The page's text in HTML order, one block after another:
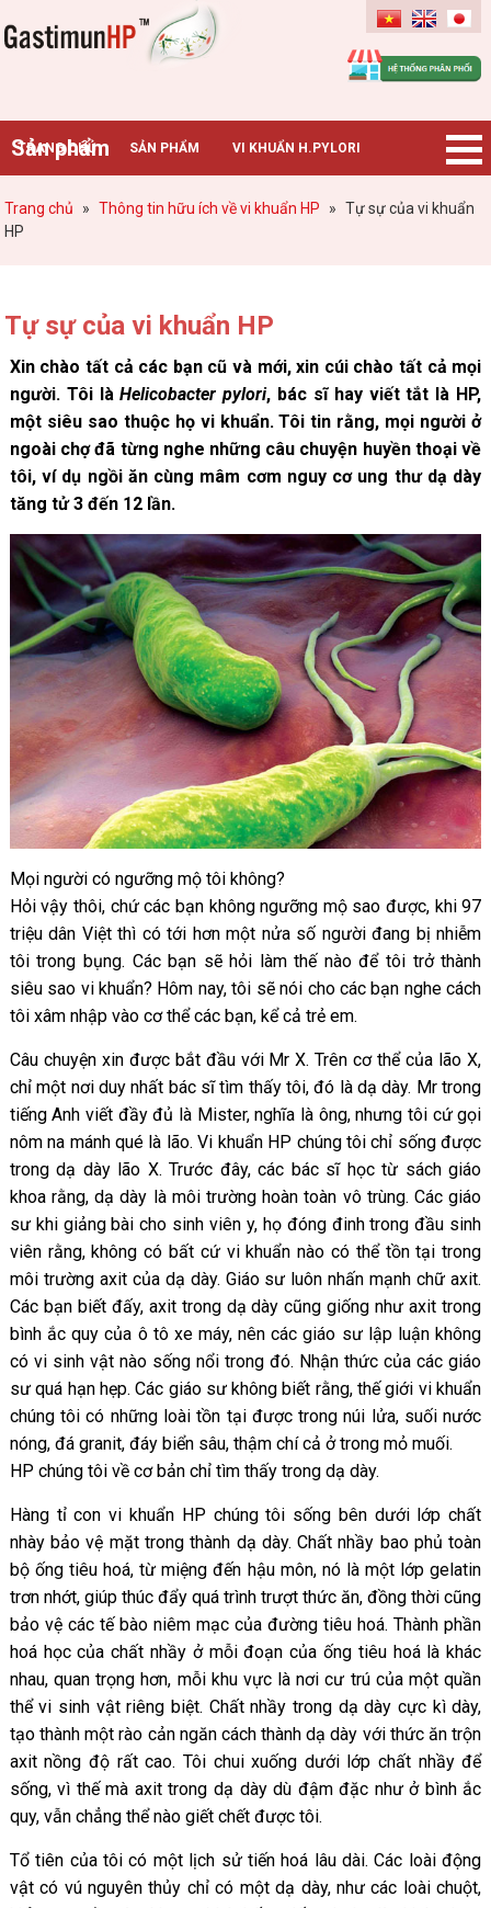
Gastimunhp
Sản phẩm
TRANG CHỦ SẢN PHẨM VI KHUẨN H.PYLORI
BỆNH DẠ DÀY TIN TỨC – SỰ KIỆN HƯỚNG DẪN MUA HÀNG
Trang chủ » Thông tin hữu ích về vi khuẩn HP » Tự sự của vi khuẩn
HP
Tự sự của vi khuẩn HP
Xin chào tất cả các bạn cũ và mới, xin cúi chào tất cả mọi
người. Tôi làHelicobacter pylori, bác sĩ hay viết tắt là HP,
một siêu sao thuộc họ vi khuẩn. Tôi tin rằng, mọi người ở
ngoài chợ đã từng nghe những câu chuyện huyền thoại về
tôi, ví dụ ngồi ăn cùng mâm cơm nguy cơ ung thư dạ dày
tăng tử 3 đến 12 lần.
Mọi người có ngưỡng mộ tôi không?
Hỏi vậy thôi, chứ các bạn không ngưỡng mộ sao được, khi 97
triệu dân Việt thì có tới hơn một nửa số người đang bị nhiễm
tôi trong bụng. Các bạn sẽ hỏi làm thế nào để tôi trở thành
siêu sao vi khuẩn? Hôm nay, tôi sẽ nói cho các bạn nghe cách
tôi xâm nhập vào cơ thể các bạn, kể cả trẻ em.
Câu chuyện xin được bắt đầu với Mr X. Trên cơ thể của lão X,
chỉ một nơi duy nhất bác sĩ tìm thấy tôi, đó là dạ dày. Mr trong
tiếng Anh viết đầy đủ là Mister, nghĩa là ông, nhưng tôi cứ gọi
nôm na mánh qué là lão. Vi khuẩn HP chúng tôi chỉ sống được
trong dạ dày lão X. Trước đây, các bác sĩ học từ sách giáo
khoa rằng, dạ dày là môi trường hoàn toàn vô trùng. Các giáo
sư khi giảng bài cho sinh viên y, họ đóng đinh trong đầu sinh
viên rằng, không có bất cứ vi khuẩn nào có thể tồn tại trong
môi trường axit của dạ dày. Giáo sư luôn nhấn mạnh chữ axit.
Các bạn biết đấy, axit trong dạ dày cũng giống như axit trong
bình ắc quy của ô tô xe máy, nên các giáo sư lập luận không
có vi sinh vật nào sống nổi trong đó. Nhận thức của các giáo
sư quá hạn hẹp. Các giáo sư không biết rằng, thế giới vi khuẩn
chúng tôi có những loài tồn tại được trong núi lửa, suối nước
nóng, đá granit, đáy biển sâu, thậm chí cả ở trong mỏ muối.
HP chúng tôi về cơ bản chỉ tìm thấy trong dạ dày.
Hàng tỉ con vi khuẩn HP chúng tôi sống bên dưới lớp chất
nhày bảo vệ mặt trong thành dạ dày. Chất nhầy bao phủ toàn
bộ ống tiêu hoá, từ miệng đến hậu môn, nó là một lớp gelatin
trơn nhớt, giúp thúc đẩy quá trình trượt thức ăn, đồng thời cũng
bảo vệ các tế bào niêm mạc của đường tiêu hoá. Thành phần
hoá học của chất nhầy ở mỗi đoạn của ống tiêu hoá là khác
nhau, quan trọng hơn, mỗi khu vực là nơi cư trú của một quần
thể vi sinh vật riêng biệt. Chất nhầy trong dạ dày cực kì dày,
tạo thành một rào cản ngăn cách thành dạ dày với thức ăn trộn
axit nồng độ rất cao. Tôi chui xuống dưới lớp chất nhầy để
sống, vì thế mà axit trong dạ dày dù đậm đặc như ở bình ắc
quy, vẫn chẳng thể nào giết chết được tôi.
Tổ tiên của tôi có một lịch sử tiến hoá lâu dài. Các loài động
vật có vú nguyên thủy chỉ có một dạ dày, như các loài chuột,